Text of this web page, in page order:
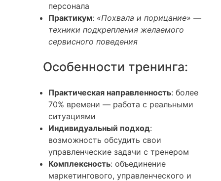
персонала
Практикум: «Похвала и порицание» —
техники подкрепления желаемого
сервисного поведения
Особенности тренинга:
Практическая направленность: более
70% времени — работа с реальными
ситуациями
Индивидуальный подход:
возможность обсудить свои
управленческие задачи с тренером
Комплексность: объединение
маркетингового, управленческого и